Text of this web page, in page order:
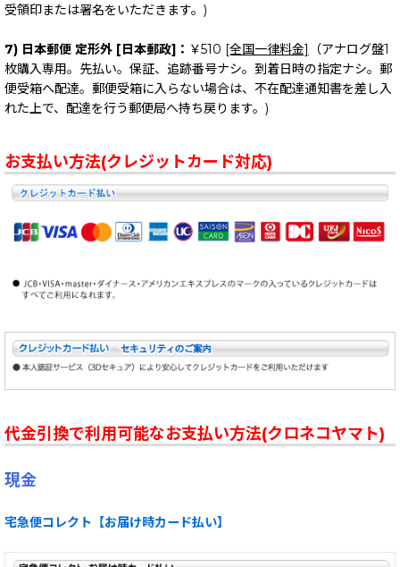
受領印または署名をいただきます。)
7) 日本郵便 定形外 [日本郵政]： ￥510 [全国一律料金]
（アナログ盤1
枚購入専用。先払い。保証、追跡番号ナシ。到着日時の指定ナシ。郵
便受箱へ配達。郵便受箱に入らない場合は、不在配達通知書を差し入
れた上で、配達を行う郵便局へ持ち戻ります。)
お支払い方法(クレジットカード対応)
代金引換で利用可能なお支払い方法(クロネコヤマト)
現金
宅急便コレクト【お届け時カード払い】